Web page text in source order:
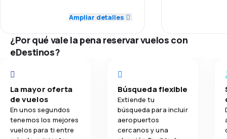
5,0
Red de conexiones 5,0
Comodidad de viaje 5,0
Transporte de equipaje 5,0
Comidas 4,0
Ampliar detalles
reasonable!
¿Por qué vale la pena reservar vuelos con
eDestinos?
La mayor oferta
de vuelos
En unos segundos
tenemos los mejores
vuelos para ti entre
Búsqueda flexible
Extiende tu
búsqueda para incluir
aeropuertos
cercanos y una